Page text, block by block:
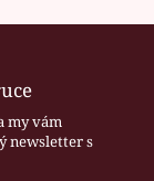
my vám
newsletter s